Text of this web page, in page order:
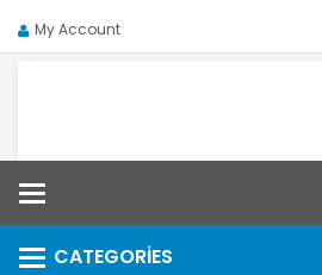
My Account
CATEGORIES
Categories